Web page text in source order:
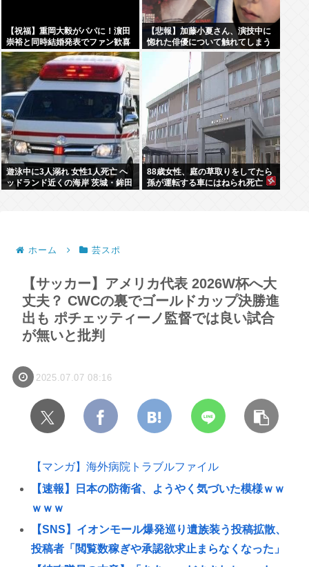
【祝福】重岡大毅がパパに！濵田
崇裕と同時結婚発表でファン歓喜
【悲報】加藤小夏さん、演技中に
惚れた俳優について触れてしまう
遊泳中に3人溺れ 女性1人死亡 ヘ
ッドランド近くの海岸 茨城・鉾田
88歳女性、庭の草取りをしてたら
孫が運転する車にはねられ死亡
ホーム 芸スポ
【サッカー】アメリカ代表 2026W杯へ大
丈夫？ CWCの裏でゴールドカップ決勝進
出も ポチェッティーノ監督では良い試合
が無いと批判
2025.07.07 08:16
【マンガ】海外病院トラブルファイル
【速報】日本の防衛省、ようやく気づいた模様ｗｗ
ｗｗｗ
【SNS】イオンモール爆発巡り遺族装う投稿拡散、
投稿者「閲覧数稼ぎや承認欲求止まらなくなった」